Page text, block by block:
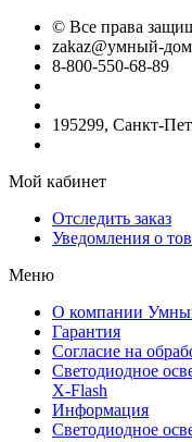
© Все права
zakaz@умный-
8-800-550-68-89
195299, Санкт-
Мой кабинет
Отследить заказ
Уведомления о
Меню
О компании
Гарантия
Согласие на
Светодиодное
X-Flash
Информация
Светодиодное